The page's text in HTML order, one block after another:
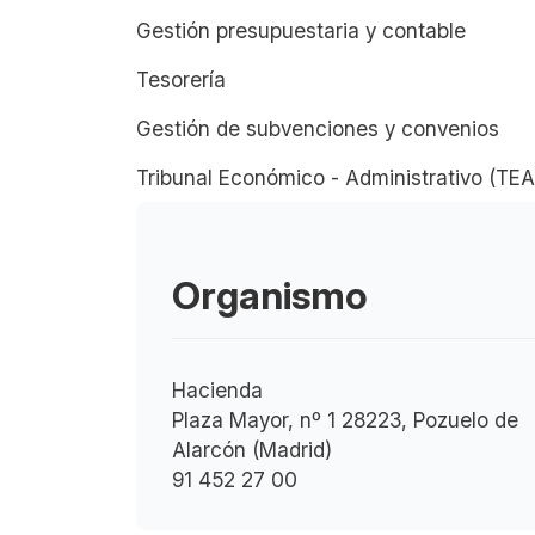
Gestión presupuestaria y contable
Tesorería
Gestión de subvenciones y convenios
Tribunal Económico - Administrativo
Organismo
Hacienda
Plaza Mayor, nº 1 28223, Pozuelo de
Alarcón (Madrid)
91 452 27 00